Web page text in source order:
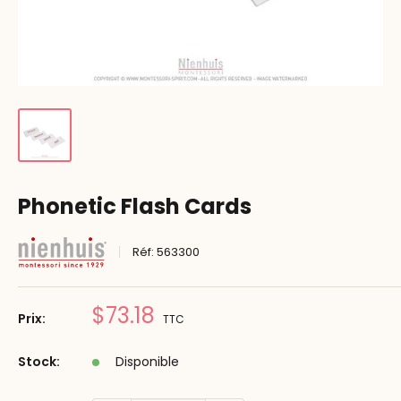
Phonetic Flash Cards
Réf:563300
Prix: Prix
$73.18 TTC
Stock: Disponible